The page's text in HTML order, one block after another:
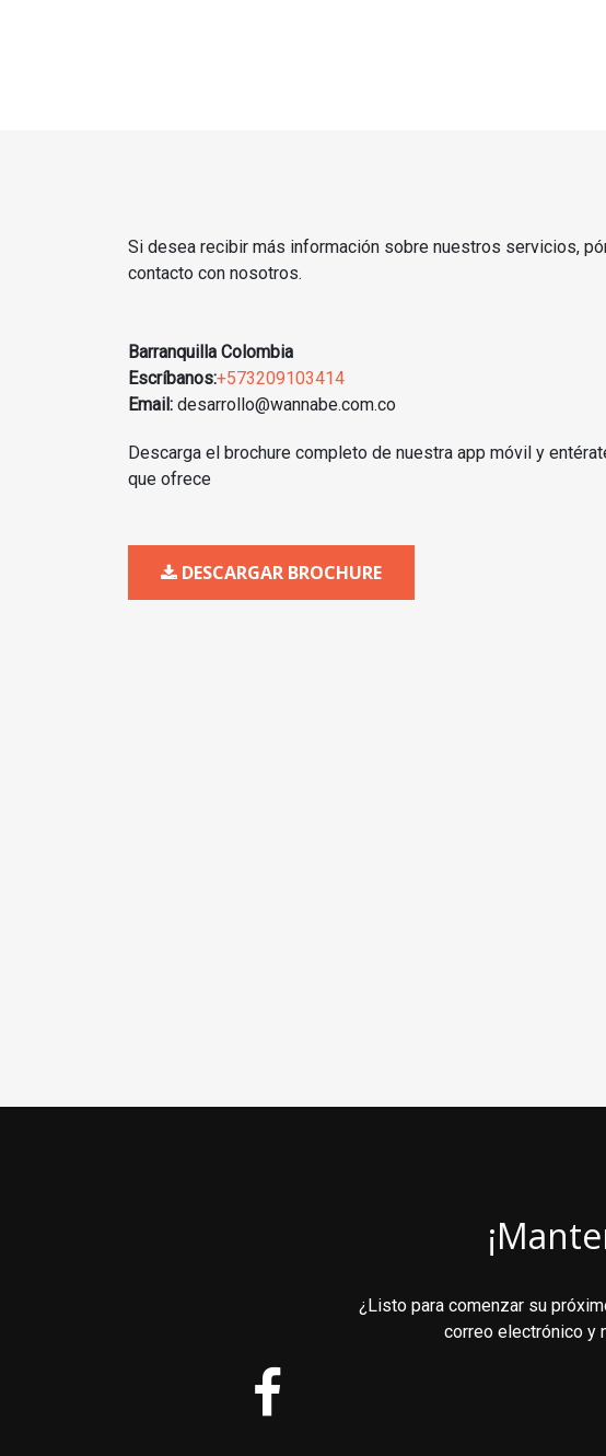
Si desea recibir más información sobre nuestros servicios,
contacto con nosotros.
Barranquilla Colombia
Escríbanos:+573209103414
Email: desarrollo@wannabe.com.co
Descarga el brochure completo de nuestra app móvil y
que ofrece
DESCARGAR BROCHURE
¿Listo para comenzar su
correo electrónico y